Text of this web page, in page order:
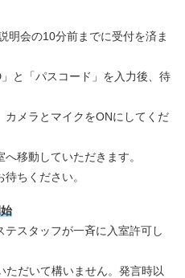
明会の10分前までに受付を済ま
と「パスコード」を入力後、待
カメラとマイクをONにしてくだ
移動していただきます。
ちください。
スタッフが一斉に入室許可し
だいて構いません。発言時以